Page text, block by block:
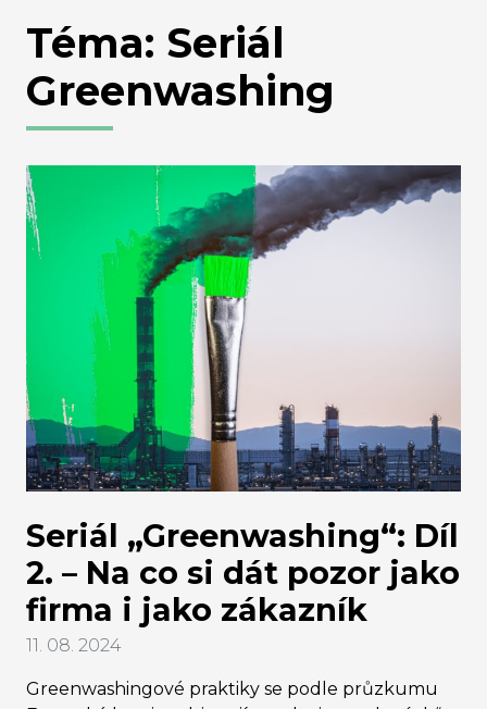
Téma: Seriál
Greenwashing
Seriál „Greenwashing“: Díl
2. – Na co si dát pozor jako
firma i jako zákazník
11. 08. 2024
Greenwashingové praktiky se podle průzkumu